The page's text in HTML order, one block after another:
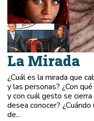
La Mirada
¿Cuál es la mirada que
y las personas? ¿Con
y con cuál gesto se
desea conocer?
de...